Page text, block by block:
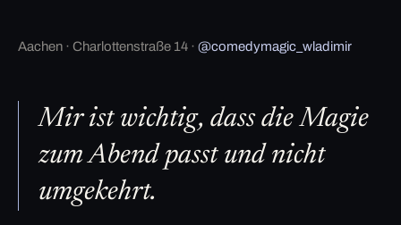
Aachen · Charlottenstraße 14 · @comedymagic_wladimir
Mir ist wichtig, dass die Magie
zum Abend passt und nicht
umgekehrt.